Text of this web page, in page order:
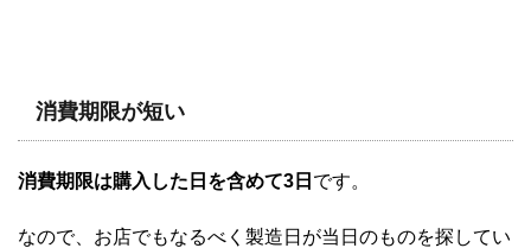
消費期限が短い
消費期限は購入した日を含めて3日 です。
なので、お店でもなるべく製造日が当日のものを探してい